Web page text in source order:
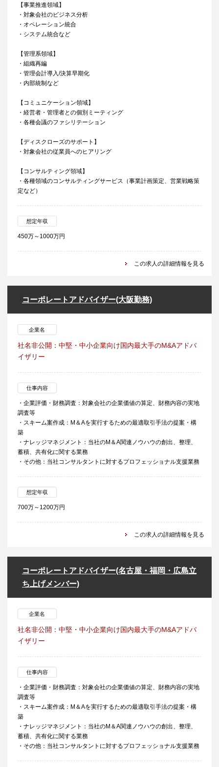
【事業推進領域】
・対象会社のビジネス分析
・オペレーション統合
・システム統合など
【管理系領域】
・組織再編
・管理会計導入/決算早期化
・内部統制など
【コミュニケーション領域】
・経営者・管理者との個別ミーティング
・各種会議のファシリテーション
【ディスクローズのサポート】
・対象会社の従業員へのヒアリング
【コンサルティング領域】
・各種領域のコンサルティングサービス（事業計画策定、営業戦略策
定など）
想定年収
450万～1000万円
この求人の詳細情報を見る
コーポレートアドバイザー(大阪勤務)
企業名
社名非公開：中堅・中小企業向け国内最大手のM&Aアドバ
イザリー
仕事内容
・企業評価・財務調査：対象会社の企業価値の算定、財務内容の実地
調査等
・スキーム案作成：M＆Aを実行するための最適取引手法の提案・構
築
・ナレッジマネジメント：当社のM＆A関連ノウハウの創出、整理、
蓄積、共有化に関する業務
・その他：当社コンサルタントに対するプロフェッショナル支援業務
想定年収
700万～1200万円
この求人の詳細情報を見る
コーポレートアドバイザー(名古屋・福岡・広島立
ち上げメンバー)
企業名
社名非公開：中堅・中小企業向け国内最大手のM&Aアドバ
イザリー
仕事内容
・企業評価・財務調査：対象会社の企業価値の算定、財務内容の実地
調査等
・スキーム案作成：M＆Aを実行するための最適取引手法の提案・構
築
・ナレッジマネジメント：当社のM＆A関連ノウハウの創出、整理、
蓄積、共有化に関する業務
・その他：当社コンサルタントに対するプロフェッショナル支援業務